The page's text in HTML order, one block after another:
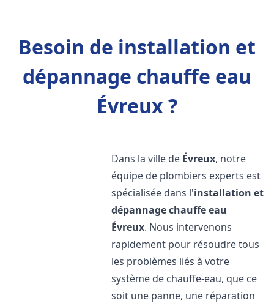
Besoin de installation et
dépannage chauffe eau
Évreux ?
Dans la ville de Évreux, notre
équipe de plombiers experts est
spécialisée dans l'installation et
dépannage chauffe eau
Évreux. Nous intervenons
rapidement pour résoudre tous
les problèmes liés à votre
système de chauffe-eau, que ce
soit une panne, une réparation